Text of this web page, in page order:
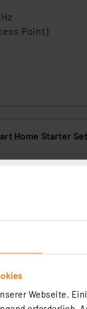
Webseite.
Point)
Home Starter